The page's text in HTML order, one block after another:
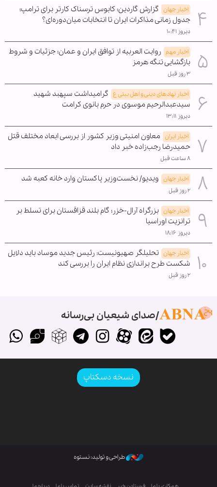
اخبار جهان گزارش گاردین: کابوس ترسناک کارتر برای ترامپ؛
جدول زمانی مذاکرات ایران تا انتخابات میان‌دوره‌ای؟
دیروز ۱۰:۴۱
اخبار مهم روایت العربیه از توافق ایران و عمان؛ جزئیات و شروط
بازگشایی تنگه هرمز
۳ روز قبل
اخبار نهادهای دینی و اهل بیتی ع گرامیداشت سپهبد شهید
سیدعبدالرحیم موسوی در حرم بانوی کرامت
دیروز ۱۳:۱۱
اخبار ایران معاون امنیتی وزیر کشور از بررسی ابعاد مختلف قتل
حمیدرضا رجب‌زاده خبر داد
۸ ساعت قبل
اخبار جهان ویدیو/ نخست‌وزیر پاکستان وارد خانه کعبه شد
۲ روز قبل
اخبار جهان بزرگراه آرال-خزر؛ گام بلند قزاقستان برای تسلط بر
ترانزیت اوراسیا
دیروز ۱۸:۱۶
اخبار جهان تحلیلگر صهیونیست: رئیس جدید موساد باید دلایل
شکست طرح براندازی نظام ایران را بررسی کند
۲ روز قبل
صدای شیعیان بی‌رسانه
نسخه دسکتاپ
طراحی و تولید: نستوه